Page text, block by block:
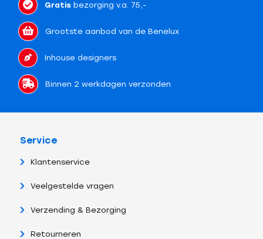
Gratisbezorging v.a. 75,-
Grootste aanbod van de Benelux
Inhouse designers
Binnen 2 werkdagen verzonden
Service
Klantenservice
Veelgestelde vragen
Verzending & Bezorging
Retourneren